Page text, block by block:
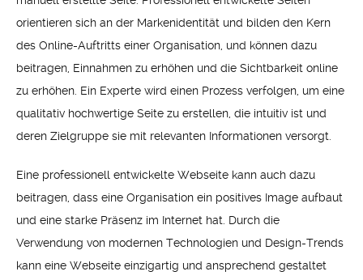
orientieren sich an der Markenidentität und bilden den Kern
des Online-Auftritts einer Organisation, und können dazu
beitragen, Einnahmen zu erhöhen und die Sichtbarkeit online
zu erhöhen. Ein Experte wird einen Prozess verfolgen, um eine
qualitativ hochwertige Seite zu erstellen, die intuitiv ist und
deren Zielgruppe sie mit relevanten Informationen versorgt.
Eine professionell entwickelte Webseite kann auch dazu
beitragen, dass eine Organisation ein positives Image aufbaut
und eine starke Präsenz im Internet hat. Durch die
Verwendung von modernen Technologien und Design-Trends
kann eine Webseite einzigartig und ansprechend gestaltet